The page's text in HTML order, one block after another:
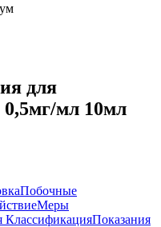
для
мл 10мл
Побочные
Меры
КлассификацияПоказания